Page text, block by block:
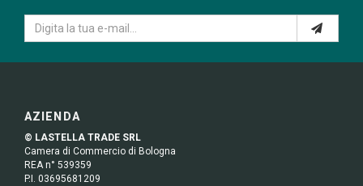
AZIENDA
© LASTELLA TRADE SRL
Camera di Commercio di Bologna
REA n° 539359
P.I. 03695681209